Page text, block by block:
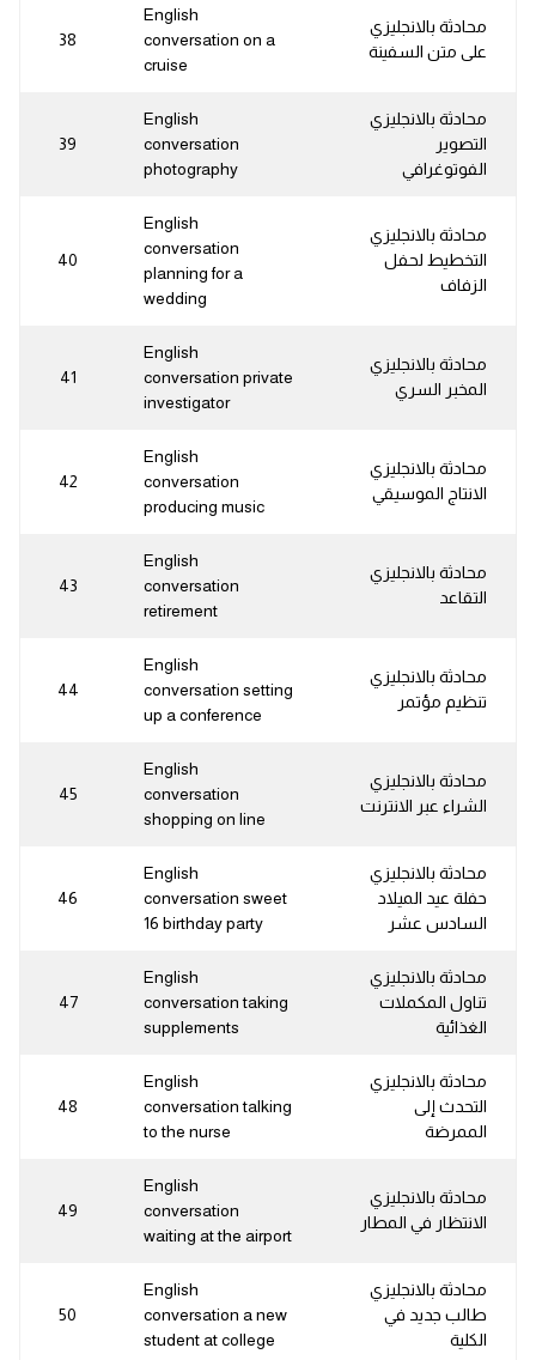
محادثة بالانجليزي
على متن السفينة
English
conversation on a
cruise
38
محادثة بالانجليزي
التصوير
الفوتوغرافي
English
conversation
photography
39
محادثة بالانجليزي
التخطيط لحفل
الزفاف
English
conversation
planning for a
wedding
40
محادثة بالانجليزي
المخبر السري
English
conversation private
investigator
41
محادثة بالانجليزي
الانتاج الموسيقي
English
conversation
producing music
42
محادثة بالانجليزي
التقاعد
English
conversation
retirement
43
محادثة بالانجليزي
تنظيم مؤتمر
English
conversation setting
up a conference
44
محادثة بالانجليزي
الشراء عبر الانترنت
English
conversation
shopping on line
45
محادثة بالانجليزي
حفلة عيد الميلاد
السادس عشر
English
conversation sweet
16 birthday party
46
محادثة بالانجليزي
تناول المكملات
الغذائية
English
conversation taking
supplements
47
محادثة بالانجليزي
التحدث إلى
الممرضة
English
conversation talking
to the nurse
48
محادثة بالانجليزي
الانتظار في المطار
English
conversation
waiting at the airport
49
محادثة بالانجليزي
طالب جديد في
الكلية
English
conversation a new
student at college
50